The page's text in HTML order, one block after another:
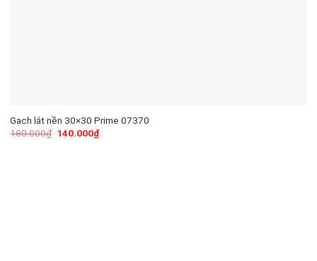
Gạch lát nền 30×30 Prime 07370
180.000₫ 140.000₫